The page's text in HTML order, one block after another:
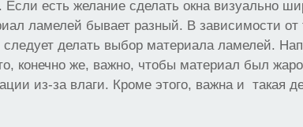
Если есть желание сделать окна визуально
ламелей бывает разный. В зависимости от
следует делать выбор материала ламелей.
конечно же, важно, чтобы материал был
из-за влаги. Кроме этого, важна и такая